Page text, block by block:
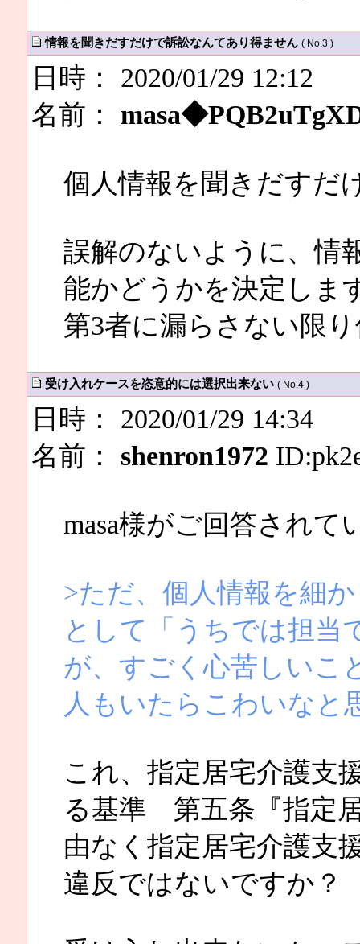
情報を聞きだすだけで訴訟なんてあり得ません ( No.3 )
日時： 2020/01/29 12:12
名前：
個人情報を聞きだすだ
誤解のないように、情
能かどうかを決定しま
第3者に漏らさない限
受け入れケースを恣意的には選択出来ない ( No.4 )
日時： 2020/01/29 14:34
名前： shenron1972
masa様がご回答され
>ただ、個人情報を細
として「うちでは担当
が、すごく心苦しいこ
人もいたらこわいなと
これ、指定居宅介護支
る基準 第五条『指定
由なく指定居宅介護支
違反ではないですか？